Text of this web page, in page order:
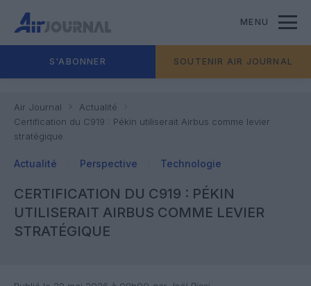
MENU
S'ABONNER SOUTENIR AIR JOURNAL
Air Journal
Actualité
Certification du C919 : Pékin utiliserait Airbus comme levier
stratégique
Actualité Perspective Technologie
CERTIFICATION DU C919 : PÉKIN
UTILISERAIT AIRBUS COMME LEVIER
STRATÉGIQUE